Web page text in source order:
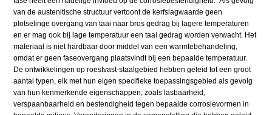
van de austenitische structuur vertoont de kerfslagwaarde geen
plotselinge overgang van taai naar bros gedrag bij lagere temperaturen
en er mag ook bij lage temperatuur een taai gedrag worden verwacht. Het
materiaal is niet hardbaar door middel van een warmtebehandeling,
omdat er geen faseovergang plaatsvindt bij een bepaalde temperatuur.
De ontwikkelingen op roestvast-staalgebied hebben geleid tot een groot
aantal typen, elk met hun eigen specifieke toepassingsgebied als gevolg
van hun kenmerkende eigenschappen, zoals lasbaarheid,
verspaanbaarheid en bestendigheid tegen bepaalde corrosievormen in